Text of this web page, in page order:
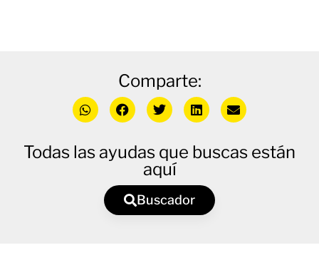
Comparte:
Todas las ayudas que buscas están
aquí
Buscador